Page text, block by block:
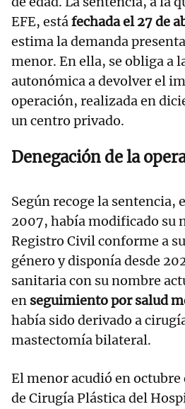
EFE, estáfechada el 27 de
estima la demanda
menor. En ella, se obliga a
autonómica a devolver el
operación, realizada en
un centro privado.
Denegación de la
Según recoge la sentencia,
2007, había modificado su
Registro Civil conforme a
género y disponía desde
sanitaria con su nombre
en seguimiento por salud
había sido derivado a
mastectomía bilateral.
El menor acudió en octubre
de Cirugía Plástica del